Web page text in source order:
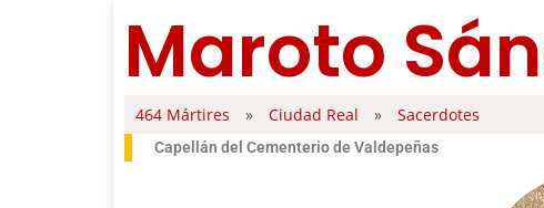
Maroto
464 Mártires » Ciudad Real » Sacerdotes
Capellán del Cementerio de Valdepeñas